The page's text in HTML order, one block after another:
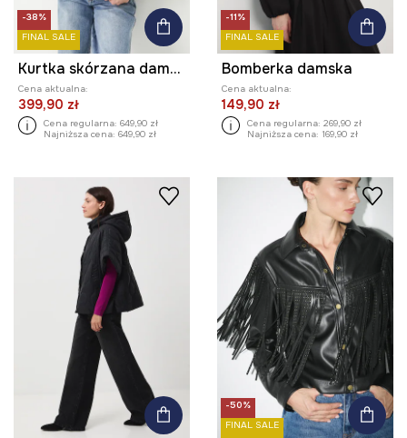
-38%
FINAL SALE
Kurtka skórzana damska biker kolor czarny
Cena aktualna:
399,90 zł
Cena regularna: 649,90 zł
Najniższa cena: 649,90 zł
-11%
FINAL SALE
Bomberka damska
Cena aktualna:
149,90 zł
Cena regularna: 269,90 zł
Najniższa cena: 169,90 zł
-50%
FINAL SALE